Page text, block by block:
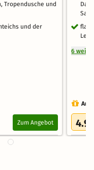
Tropendusche und
und der
Zum Angebot
6
4.9